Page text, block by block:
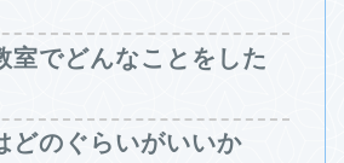
室でどんなことをした
どのぐらいがいいか